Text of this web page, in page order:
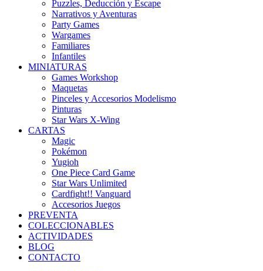
Puzzles, Deducción y Escape
Narrativos y Aventuras
Party Games
Wargames
Familiares
Infantiles
MINIATURAS
Games Workshop
Maquetas
Pinceles y Accesorios Modelismo
Pinturas
Star Wars X-Wing
CARTAS
Magic
Pokémon
Yugioh
One Piece Card Game
Star Wars Unlimited
Cardfight!! Vanguard
Accesorios Juegos
PREVENTA
COLECCIONABLES
ACTIVIDADES
BLOG
CONTACTO